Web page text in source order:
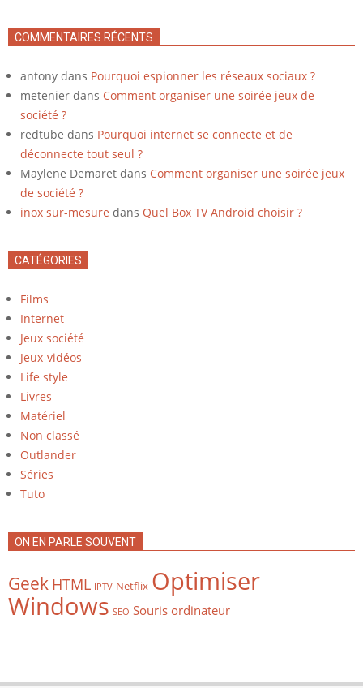
COMMENTAIRES RÉCENTS
antony dans Pourquoi espionner les réseaux sociaux ?
metenier dans Comment organiser une soirée jeux de
société ?
redtube dans Pourquoi internet se connecte et de
déconnecte tout seul ?
Maylene Demaret dans Comment organiser une soirée jeux
de société ?
inox sur-mesure dans Quel Box TV Android choisir ?
CATÉGORIES
Films
Internet
Jeux société
Jeux-vidéos
Life style
Livres
Matériel
Non classé
Outlander
Séries
Tuto
ON EN PARLE SOUVENT
Geek HTML IPTV Netflix Optimiser
Windows SEO Souris ordinateur